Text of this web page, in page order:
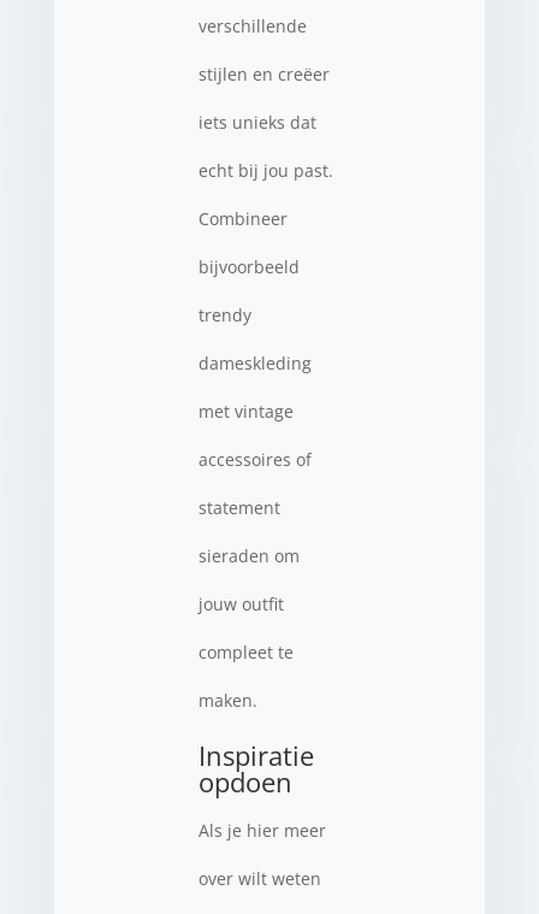
verschillende
stijlen en creëer
iets unieks dat
echt bij jou past.
Combineer
bijvoorbeeld
trendy
dameskleding
met vintage
accessoires of
statement
sieraden om
jouw outfit
compleet te
maken.
Inspiratie
opdoen
Als je hier meer
over wilt weten